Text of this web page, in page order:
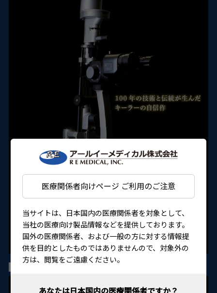
医療関係者向けページ ご利用のご注意
当サイトは、日本国内の医療関係者を対象として、
当社の医療向け製品情報などを提供しております。
国外の医療関係者、および一般の方に対する情報提
供を目的としたものではありませんので、対象外の
方は、閲覧をご遠慮ください。
細部の性能と優れた操作性が上質なデザインと融合